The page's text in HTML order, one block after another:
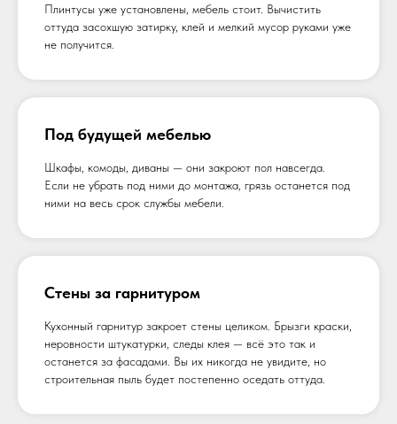
Плинтусы уже установлены, мебель стоит. Вычистить
оттуда засохшую затирку, клей и мелкий мусор руками уже
не получится.
Под будущей мебелью
Шкафы, комоды, диваны — они закроют пол навсегда.
Если не убрать под ними до монтажа, грязь останется под
ними на весь срок службы мебели.
Стены за гарнитуром
Кухонный гарнитур закроет стены целиком. Брызги краски,
неровности штукатурки, следы клея — всё это так и
останется за фасадами. Вы их никогда не увидите, но
строительная пыль будет постепенно оседать оттуда.